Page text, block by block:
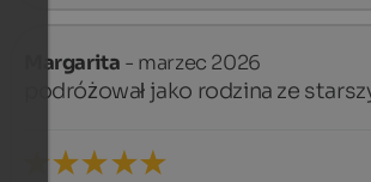
Margarita - marzec 2026
podróżował jako rodzina ze